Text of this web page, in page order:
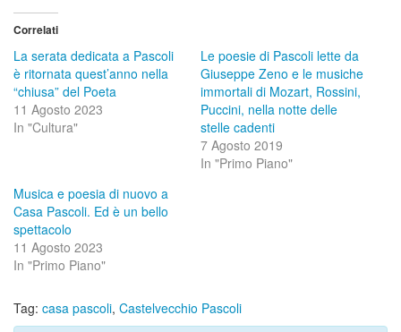
Correlati
La serata dedicata a Pascoli
è ritornata quest’anno nella
“chiusa” del Poeta
11 Agosto 2023
In "Cultura"
Le poesie di Pascoli lette da
Giuseppe Zeno e le musiche
immortali di Mozart, Rossini,
Puccini, nella notte delle
stelle cadenti
7 Agosto 2019
In "Primo Piano"
Musica e poesia di nuovo a
Casa Pascoli. Ed è un bello
spettacolo
11 Agosto 2023
In "Primo Piano"
Tag: casa pascoli, Castelvecchio Pascoli